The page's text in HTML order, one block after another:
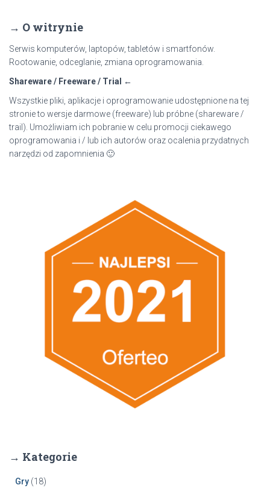
:
→ O witrynie
Serwis komputerów, laptopów, tabletów i smartfonów.
Rootowanie, odceglanie, zmiana oprogramowania.
Shareware / Freeware / Trial ←
Wszystkie pliki, aplikacje i oprogramowanie udostępnione na tej
stronie to wersje darmowe (freeware) lub próbne (shareware /
trail). Umożliwiam ich pobranie w celu promocji ciekawego
oprogramowania i / lub ich autorów oraz ocalenia przydatnych
narzędzi od zapomnienia 🙂
→ Kategorie
Gry (18)